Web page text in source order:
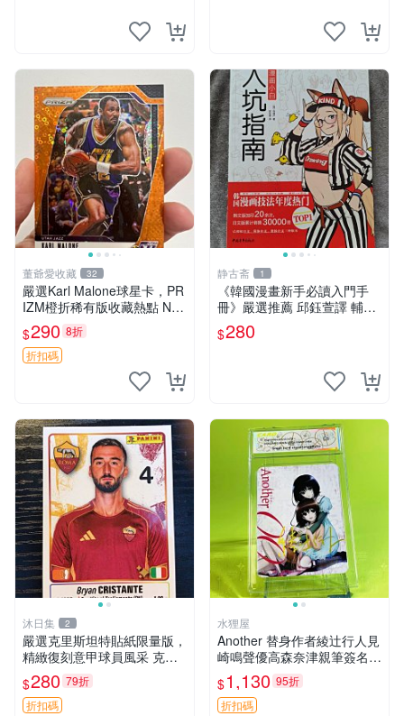
董爺愛收藏 32
嚴選Karl Malone球星卡，PR
IZM橙折稀有版收藏熱點 NB
A帕尼尼珍藏 125編 PRIZM
橙折射 卡爾馬龍 編號球星卡
$290 8折
折扣碼
静古斋 1
《韓國漫畫新手必讀入門手
冊》嚴選推薦 邱鈺萱譯 輔助
學習 漫畫初學、韓漫入門 漫
畫新知 翻譯書籍
$280
沐日集 2
嚴選克里斯坦特貼紙限量版，
精緻復刻意甲球員風采 克里
斯坦特 粘土貼紙 冊裝 2023
意大利足球明星
$280 79折
折扣碼
水狸屋
Another 替身作者綾辻行人見
崎鳴聲優高森奈津親筆簽名照
3寸含原裝卡磚日版中古 另一
件 Another 替身 綾辻行人 見
崎 高森奈津 聲優 簽名
$1,130 95折
折扣碼